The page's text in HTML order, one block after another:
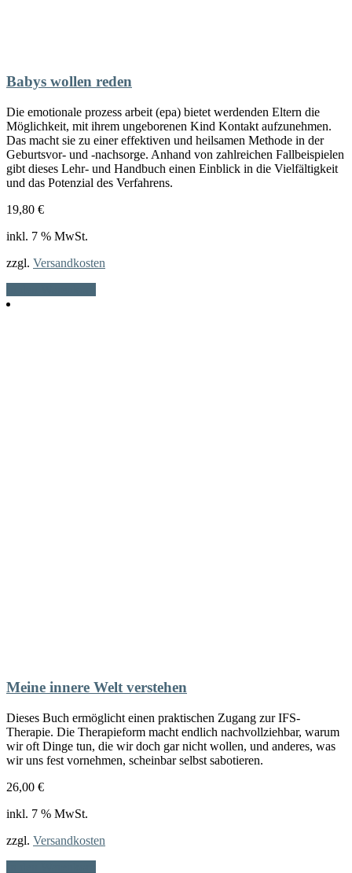
Babys wollen reden
Die emotionale prozess arbeit (epa) bietet werdenden Eltern die
Möglichkeit, mit ihrem ungeborenen Kind Kontakt aufzunehmen.
Das macht sie zu einer effektiven und heilsamen Methode in der
Geburtsvor- und -nachsorge. Anhand von zahlreichen Fallbeispielen
gibt dieses Lehr- und Handbuch einen Einblick in die Vielfältigkeit
und das Potenzial des Verfahrens.
19,80 €
inkl. 7 % MwSt.
zzgl. Versandkosten
Meine innere Welt verstehen
Dieses Buch ermöglicht einen praktischen Zugang zur IFS-
Therapie. Die Therapieform macht endlich nachvollziehbar, warum
wir oft Dinge tun, die wir doch gar nicht wollen, und anderes, was
wir uns fest vornehmen, scheinbar selbst sabotieren.
26,00 €
inkl. 7 % MwSt.
zzgl. Versandkosten